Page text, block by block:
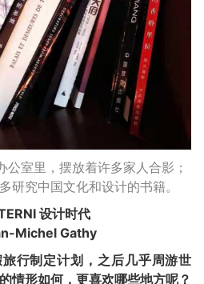
室里，摆放着许多家人合影；
研究中国文化和设计的书籍。
设计时代
Michel Gathy
行制定计划，之后几乎周游世
情形如何，更喜欢哪些地方呢？